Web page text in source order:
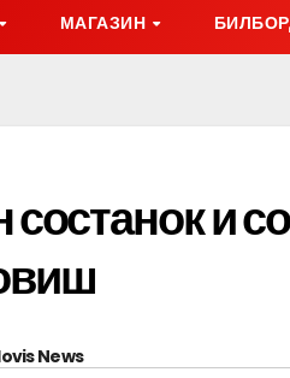
МАГАЗИН
и
News